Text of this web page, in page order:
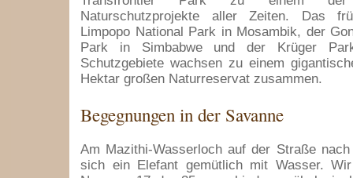
Naturschutzprojekte aller Zeiten. Das
Limpopo National Park in Mosambik, der
Park in Simbabwe und der Krüger
Schutzgebiete wachsen zu einem
Hektar großen Naturreservat zusammen.
Begegnungen in der Savanne
Am Mazithi-Wasserloch auf der Straße
sich ein Elefant gemütlich mit Wasser.